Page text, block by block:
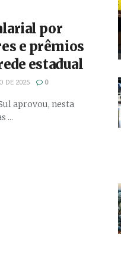
por
e prêmios
estadual
DE 2025 0
aprovou, nesta
...